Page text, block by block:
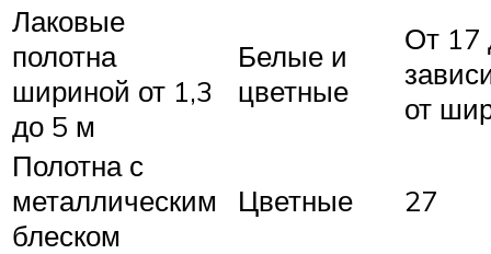
Лаковые
полотна
шириной от 1,3
до 5 м
Белые и
цветные
От 17
от
Полотна с
металлическим
блеском
Цветные 27